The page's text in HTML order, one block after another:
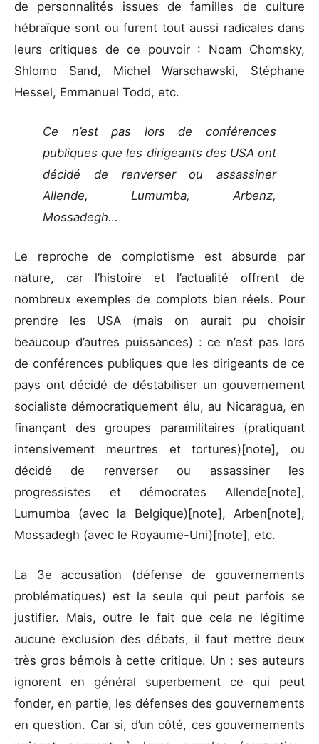
de personnalités issues de familles de culture
hébraïque sont ou furent tout aussi radicales dans
leurs critiques de ce pouvoir : Noam Chomsky,
Shlomo Sand, Michel Warschawski, Stéphane
Hessel, Emmanuel Todd, etc.
Ce n’est pas lors de conférences
publiques que les dirigeants des USA ont
décidé de renverser ou assassiner
Allende, Lumumba, Arbenz,
Mossadegh…
Le reproche de complotisme est absurde par
nature, car l’histoire et l’actualité offrent de
nombreux exemples de complots bien réels. Pour
prendre les USA (mais on aurait pu choisir
beaucoup d’autres puissances) : ce n’est pas lors
de conférences publiques que les dirigeants de ce
pays ont décidé de déstabiliser un gouvernement
socialiste démocratiquement élu, au Nicaragua, en
finançant des groupes paramilitaires (pratiquant
intensivement meurtres et tortures)[note], ou
décidé de renverser ou assassiner les
progressistes et démocrates Allende[note],
Lumumba (avec la Belgique)[note], Arben[note],
Mossadegh (avec le Royaume-Uni)[note], etc.
La 3e accusation (défense de gouvernements
problématiques) est la seule qui peut parfois se
justifier. Mais, outre le fait que cela ne légitime
aucune exclusion des débats, il faut mettre deux
très gros bémols à cette critique. Un : ses auteurs
ignorent en général superbement ce qui peut
fonder, en partie, les défenses des gouvernements
en question. Car si, d’un côté, ces gouvernements